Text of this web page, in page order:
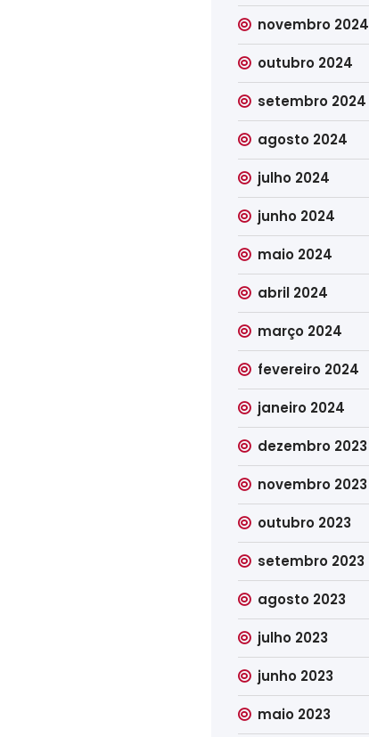
novembro 2024
outubro 2024
setembro 2024
agosto 2024
julho 2024
junho 2024
maio 2024
abril 2024
março 2024
fevereiro 2024
janeiro 2024
dezembro 2023
novembro 2023
outubro 2023
setembro 2023
agosto 2023
julho 2023
junho 2023
maio 2023